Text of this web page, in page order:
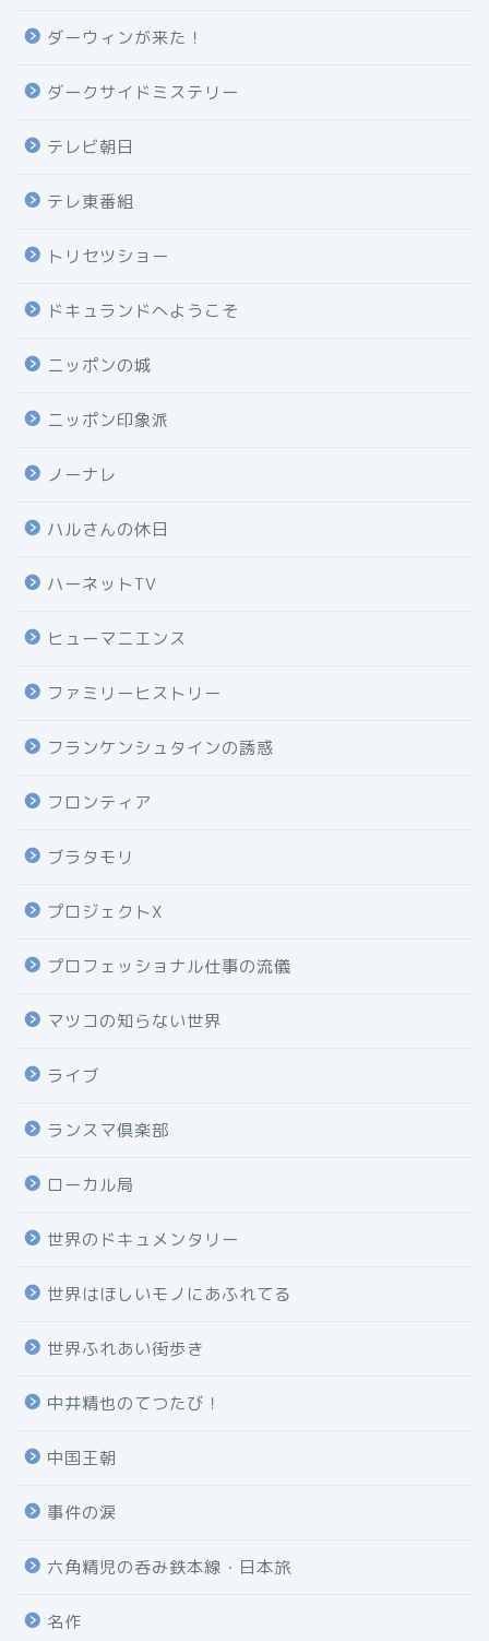
ダーウィンが来た！
ダークサイドミステリー
テレビ朝日
テレ東番組
トリセツショー
ドキュランドへようこそ
ニッポンの城
ニッポン印象派
ノーナレ
ハルさんの休日
ハーネットTV
ヒューマニエンス
ファミリーヒストリー
フランケンシュタインの誘惑
フロンティア
ブラタモリ
プロジェクトX
プロフェッショナル仕事の流儀
マツコの知らない世界
ライブ
ランスマ倶楽部
ローカル局
世界のドキュメンタリー
世界はほしいモノにあふれてる
世界ふれあい街歩き
中井精也のてつたび！
中国王朝
事件の涙
六角精児の呑み鉄本線・日本旅
名作